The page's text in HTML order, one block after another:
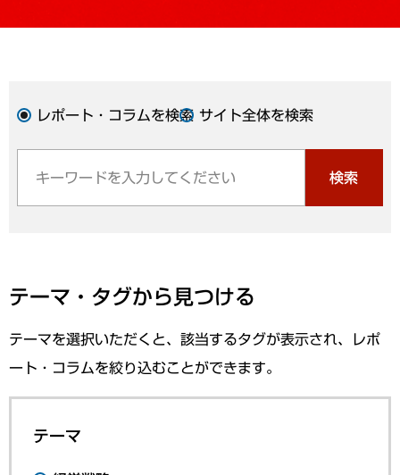
レポート・コラムを検索 サイト全体を検索
検索
テーマ・タグから見つける
テーマを選択いただくと、該当するタグが表示され、レポ
ート・コラムを絞り込むことができます。
テーマ